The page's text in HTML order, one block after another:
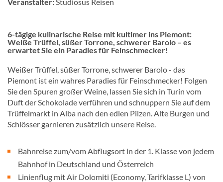
6-tägige kulinarische Reise mit kultimer ins Piemont:
Weiße Trüffel, süßer Torrone, schwerer Barolo – es
erwartet Sie ein Paradies für Feinschmecker!
Weißer Trüffel, süßer Torrone, schwerer Barolo - das
Piemont ist ein wahres Paradies für Feinschmecker! Folgen
Sie den Spuren großer Weine, lassen Sie sich in Turin vom
Duft der Schokolade verführen und schnuppern Sie auf dem
Trüffelmarkt in Alba nach den edlen Pilzen. Alte Burgen und
Schlösser garnieren zusätzlich unsere Reise.
Bahnreise zum/vom Abflugsort in der 1. Klasse von jedem
Bahnhof in Deutschland und Österreich
Linienflug mit Air Dolomiti (Economy, Tarifklasse L) von